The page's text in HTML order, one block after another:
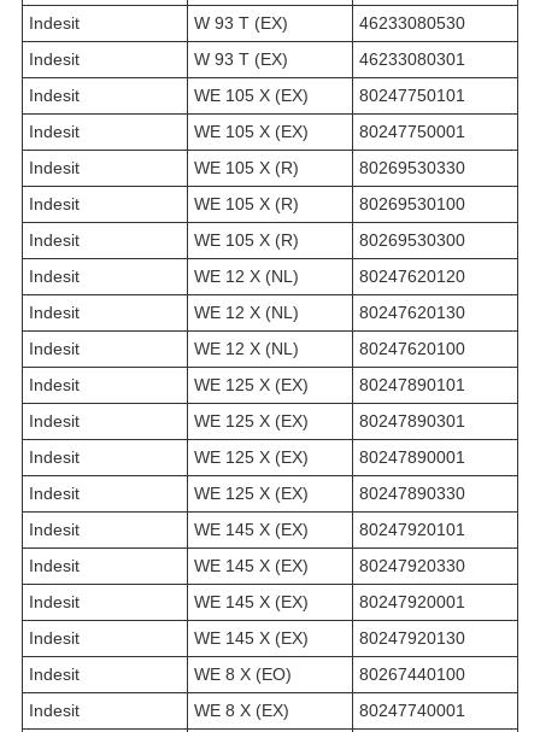
Indesit W 93 T (EX)
46233080530
Indesit
W 93 T (EX)
46233080301
Indesit
WE 105 X (EX)
80247750101
Indesit
WE 105 X (EX)
80247750001
Indesit
WE 105 X (R)
80269530330
Indesit
WE 105 X (R)
80269530100
Indesit
WE 105 X (R)
80269530300
Indesit
WE 12 X (NL)
80247620120
Indesit
WE 12 X (NL)
80247620130
Indesit
WE 12 X (NL)
80247620100
Indesit
WE 125 X (EX)
80247890101
Indesit
WE 125 X (EX)
80247890301
Indesit
WE 125 X (EX)
80247890001
Indesit
WE 125 X (EX)
80247890330
Indesit
WE 145 X (EX)
80247920101
Indesit
WE 145 X (EX)
80247920330
Indesit
WE 145 X (EX)
80247920001
Indesit
WE 145 X (EX)
80247920130
Indesit
WE 8 X (EO)
80267440100
Indesit
WE 8 X (EX)
80247740001